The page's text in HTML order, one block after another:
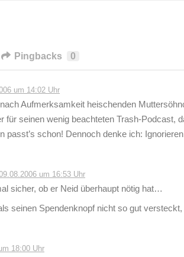
Pingbacks 0
um 14:02 Uhr
Aufmerksamkeit heischenden
für seinen wenig beachteten Trash-
passt’s schon! Dennoch denke ich:
um 16:53 Uhr
sicher, ob er Neid überhaupt nötig hat…
seinen Spendenknopf nicht so gut
18:00 Uhr